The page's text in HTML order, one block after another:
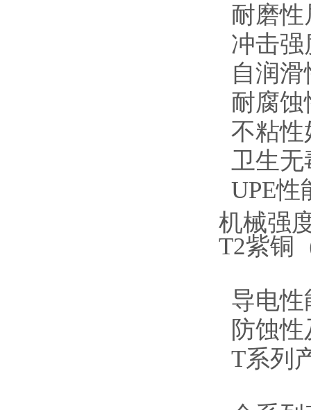
耐磨
冲击
自润
耐腐
不粘性
卫生无
UPE
机械强
T2紫铜
导电
防蚀
T系列